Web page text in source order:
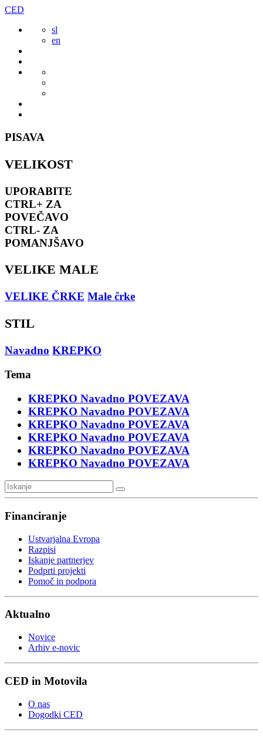
Preskoči
vsebine
CED
sl
en
PISAVA
VELIKOST
UPORABITE
CTRL+ ZA
POVEČAVO
CTRL- ZA
POMANJŠAVO
VELIKE MALE
VELIKE ČRKE Male črke
STIL
Navadno KREPKO
Tema
KREPKO Navadno POVEZAVA
KREPKO Navadno POVEZAVA
KREPKO Navadno POVEZAVA
KREPKO Navadno POVEZAVA
KREPKO Navadno POVEZAVA
KREPKO Navadno POVEZAVA
Financiranje
Ustvarjalna Evropa
Razpisi
Iskanje partnerjev
Podprti projekti
Pomoč in podpora
Aktualno
Novice
Arhiv e-novic
CED in Motovila
O nas
Dogodki CED